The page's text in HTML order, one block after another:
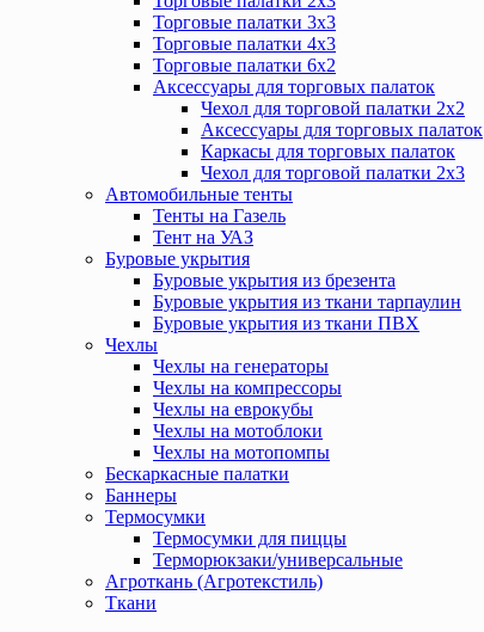
Торговые палатки 3х3
Торговые палатки 4х3
Торговые палатки 6х2
Аксессуары для торговых палаток
Чехол для торговой палатки 2х2
Аксессуары для торговых палаток
Каркасы для торговых палаток
Чехол для торговой палатки 2х3
Автомобильные тенты
Тенты на Газель
Тент на УАЗ
Буровые укрытия
Буровые укрытия из брезента
Буровые укрытия из ткани тарпаулин
Буровые укрытия из ткани ПВХ
Чехлы
Чехлы на генераторы
Чехлы на компрессоры
Чехлы на еврокубы
Чехлы на мотоблоки
Чехлы на мотопомпы
Бескаркасные палатки
Баннеры
Термосумки
Термосумки для пиццы
Терморюкзаки/универсальные
Агроткань (Агротекстиль)
Ткани